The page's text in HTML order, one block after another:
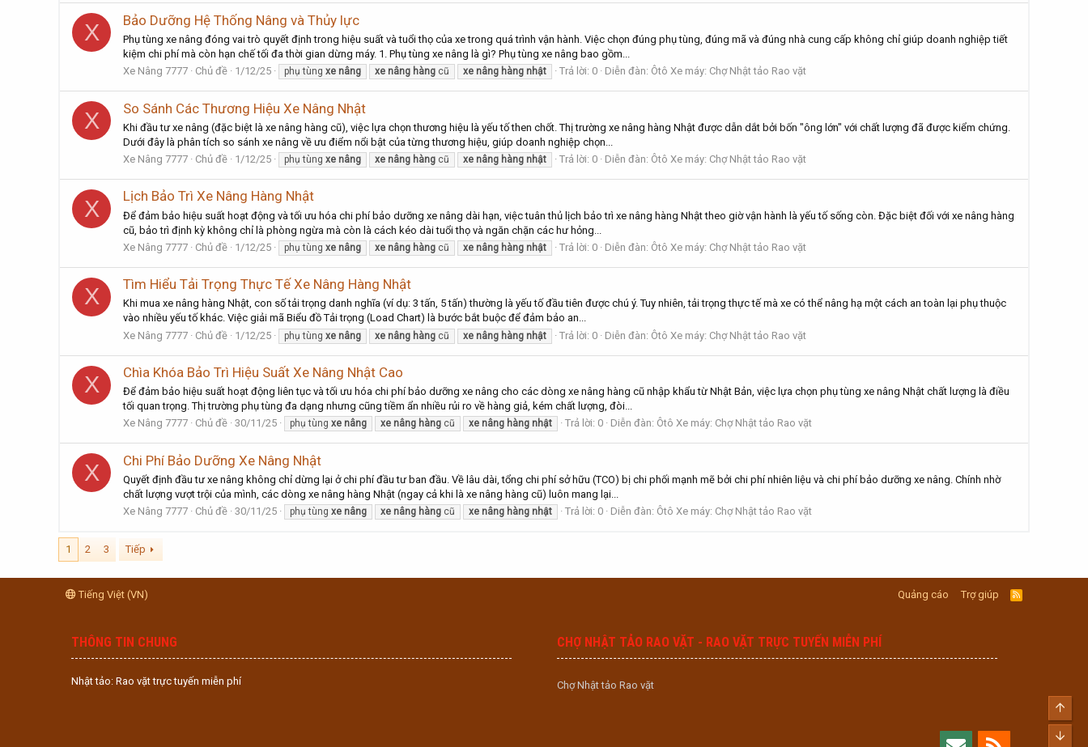
X Bảo Dưỡng Hệ Thống Nâng và Thủy lực
Phụ tùng xe nâng đóng vai trò quyết định trong hiệu suất và tuổi thọ của xe trong quá trình vận hành. Việc chọn đúng phụ tùng, đúng mã và đúng nhà cung cấp không chỉ giúp doanh nghiệp tiết
kiệm chi phí mà còn hạn chế tối đa thời gian dừng máy. 1. Phụ tùng xe nâng là gì? Phụ tùng xe nâng bao gồm...
Xe Nâng 7777
Chủ đề 1/12/25 phụ tùng xe nâng xe nâng hàng cũ xe nâng hàng nhật Trả lời: 0 Diễn đàn: Ôtô Xe máy: Chợ Nhật tảo Rao vặt
X So Sánh Các Thương Hiệu Xe Nâng Nhật
Khi đầu tư xe nâng (đặc biệt là xe nâng hàng cũ), việc lựa chọn thương hiệu là yếu tố then chốt. Thị trường xe nâng hàng Nhật được dẫn dắt bởi bốn "ông lớn" với chất lượng đã được kiểm chứng.
Dưới đây là phân tích so sánh xe nâng về ưu điểm nổi bật của từng thương hiệu, giúp doanh nghiệp chọn...
Xe Nâng 7777
Chủ đề 1/12/25 phụ tùng xe nâng xe nâng hàng cũ xe nâng hàng nhật Trả lời: 0 Diễn đàn: Ôtô Xe máy: Chợ Nhật tảo Rao vặt
X Lịch Bảo Trì Xe Nâng Hàng Nhật
Để đảm bảo hiệu suất hoạt động và tối ưu hóa chi phí bảo dưỡng xe nâng dài hạn, việc tuân thủ lịch bảo trì xe nâng hàng Nhật theo giờ vận hành là yếu tố sống còn. Đặc biệt đối với xe nâng hàng
cũ, bảo trì định kỳ không chỉ là phòng ngừa mà còn là cách kéo dài tuổi thọ và ngăn chặn các hư hỏng...
Xe Nâng 7777
Chủ đề 1/12/25 phụ tùng xe nâng xe nâng hàng cũ xe nâng hàng nhật Trả lời: 0 Diễn đàn: Ôtô Xe máy: Chợ Nhật tảo Rao vặt
X Tìm Hiểu Tải Trọng Thực Tế Xe Nâng Hàng Nhật
Khi mua xe nâng hàng Nhật, con số tải trọng danh nghĩa (ví dụ: 3 tấn, 5 tấn) thường là yếu tố đầu tiên được chú ý. Tuy nhiên, tải trọng thực tế mà xe có thể nâng hạ một cách an toàn lại phụ thuộc
vào nhiều yếu tố khác. Việc giải mã Biểu đồ Tải trọng (Load Chart) là bước bắt buộc để đảm bảo an...
Xe Nâng 7777
Chủ đề 1/12/25 phụ tùng xe nâng xe nâng hàng cũ xe nâng hàng nhật Trả lời: 0 Diễn đàn: Ôtô Xe máy: Chợ Nhật tảo Rao vặt
X Chìa Khóa Bảo Trì Hiệu Suất Xe Nâng Nhật Cao
Để đảm bảo hiệu suất hoạt động liên tục và tối ưu hóa chi phí bảo dưỡng xe nâng cho các dòng xe nâng hàng cũ nhập khẩu từ Nhật Bản, việc lựa chọn phụ tùng xe nâng Nhật chất lượng là điều
tối quan trọng. Thị trường phụ tùng đa dạng nhưng cũng tiềm ẩn nhiều rủi ro về hàng giả, kém chất lượng, đòi...
Xe Nâng 7777
Chủ đề 30/11/25 phụ tùng xe nâng xe nâng hàng cũ xe nâng hàng nhật Trả lời: 0 Diễn đàn: Ôtô Xe máy: Chợ Nhật tảo Rao vặt
X Chi Phí Bảo Dưỡng Xe Nâng Nhật
Quyết định đầu tư xe nâng không chỉ dừng lại ở chi phí đầu tư ban đầu. Về lâu dài, tổng chi phí sở hữu (TCO) bị chi phối mạnh mẽ bởi chi phí nhiên liệu và chi phí bảo dưỡng xe nâng. Chính nhờ
chất lượng vượt trội của mình, các dòng xe nâng hàng Nhật (ngay cả khi là xe nâng hàng cũ) luôn mang lại...
Xe Nâng 7777
Chủ đề 30/11/25 phụ tùng xe nâng xe nâng hàng cũ xe nâng hàng nhật Trả lời: 0 Diễn đàn: Ôtô Xe máy: Chợ Nhật tảo Rao vặt
1 2 3 Tiếp
Tiếng Việt (VN) Quảng cáo Trợ giúp
R
S
THÔNG TIN CHUNG
Nhật tảo: Rao vặt trực tuyến miễn phí
CHỢ NHẬT TẢO RAO VẶT - RAO VẶT TRỰC TUYẾN MIỄN PHÍ
Chợ Nhật tảo Rao vặt
Top